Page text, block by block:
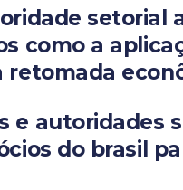
setorial
como a
retomada
e
do brasil